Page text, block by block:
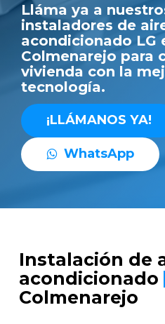
Lláma ya a
instaladores de
acondicionado LG
Colmenarejo para
vivienda con la
tecnología.
¡LLÁMANOS YA!
WhatsApp
Instalación de
acondicionado
Colmenarejo